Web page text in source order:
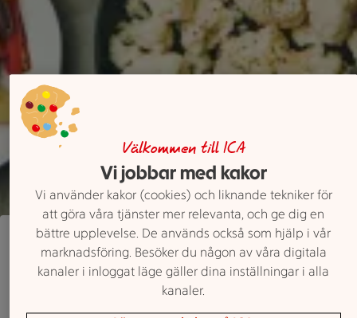
Hälsa
Kost, träning, kropp & själ
Välkommen till ICA
Vi jobbar med kakor
Vi använder kakor (cookies) och liknande tekniker för
att göra våra tjänster mer relevanta, och ge dig en
bättre upplevelse. De används också som hjälp i vår
marknadsföring. Besöker du någon av våra digitala
kanaler i inloggat läge gäller dina inställningar i alla
kanaler.